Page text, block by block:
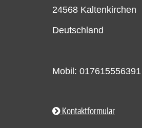
24568 Kaltenkirchen
Deutschland
Mobil: 017615556391
Kontaktformular